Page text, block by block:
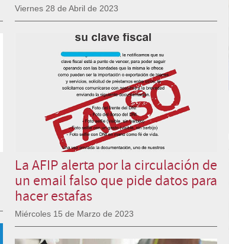
Viernes 28 de Abril de 2023
La AFIP alerta por la circulación de
un email falso que pide datos para
hacer estafas
Miércoles 15 de Marzo de 2023